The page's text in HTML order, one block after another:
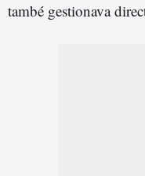
també gestionava